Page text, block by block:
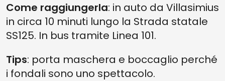
Come raggiungerla: in auto da Villasimius
in circa 10 minuti lungo la Strada statale
SS125. In bus tramite Linea 101.
Tips: porta maschera e boccaglio perché
i fondali sono uno spettacolo.